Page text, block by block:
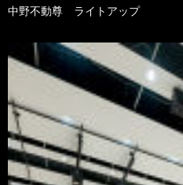
中野不動尊 ライトアップ